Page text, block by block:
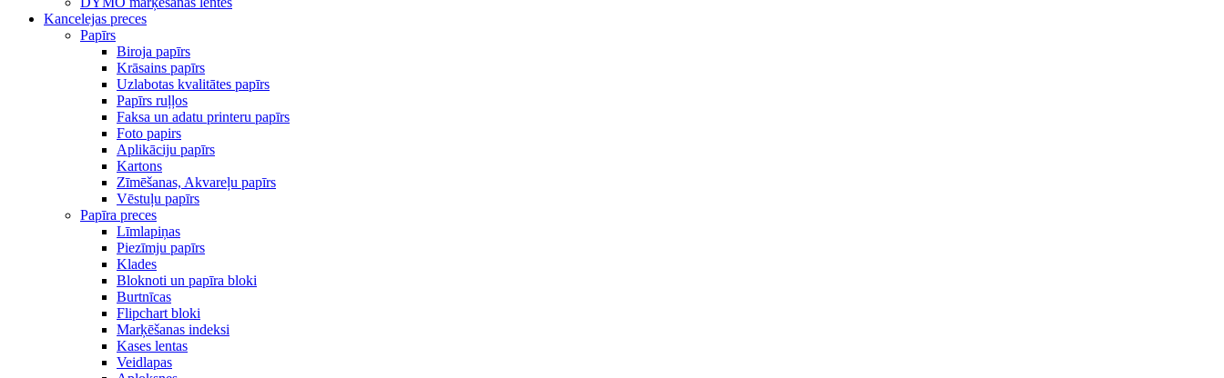
Kancelejas preces
Papīrs
Biroja papīrs
Krāsains papīrs
Uzlabotas kvalitātes papīrs
Papīrs ruļļos
Faksa un adatu printeru papīrs
Foto papirs
Aplikāciju papīrs
Kartons
Zīmēšanas, Akvareļu papīrs
Vēstuļu papīrs
Papīra preces
Līmlapiņas
Piezīmju papīrs
Klades
Bloknoti un papīra bloki
Burtnīcas
Flipchart bloki
Marķēšanas indeksi
Kases lentas
Veidlapas